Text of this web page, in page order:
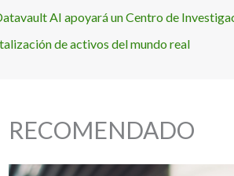
AI apoyará un Centro de
de activos del mundo real
RECOMENDADO